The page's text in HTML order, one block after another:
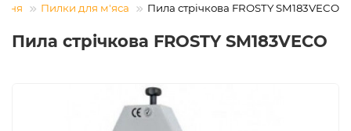
Пилки для м'яса Пила стрічкова FROSTY SM183VECO
Пила стрічкова FROSTY SM183VECO